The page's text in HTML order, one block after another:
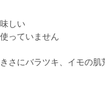
しい
っていません
にバラツキ、イモの肌